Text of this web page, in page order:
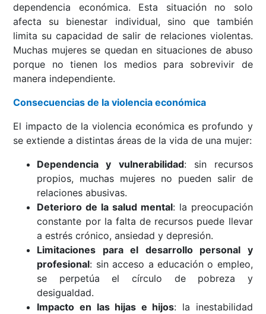
dependencia económica. Esta situación no solo
afecta su bienestar individual, sino que también
limita su capacidad de salir de relaciones violentas.
Muchas mujeres se quedan en situaciones de abuso
porque no tienen los medios para sobrevivir de
manera independiente.
Consecuencias de la violencia económica
El impacto de la violencia económica es profundo y
se extiende a distintas áreas de la vida de una mujer:
Dependencia y vulnerabilidad: sin recursos
propios, muchas mujeres no pueden salir de
relaciones abusivas.
Deterioro de la salud mental: la preocupación
constante por la falta de recursos puede llevar
a estrés crónico, ansiedad y depresión.
Limitaciones para el desarrollo personal y
profesional: sin acceso a educación o empleo,
se perpetúa el círculo de pobreza y
desigualdad.
Impacto en las hijas e hijos: la inestabilidad